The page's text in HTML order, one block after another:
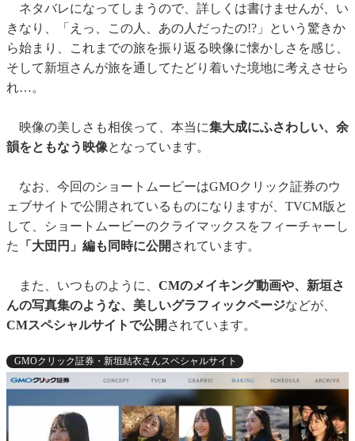
ネタバレになってしまうので、詳しくは書けませんが、い
きなり、「えっ、この人、あの人だったの!?」という驚きか
ら始まり、これまでの旅を振り返る映像に懐かしさを感じ、
そして新垣さんが旅を通してたどり着いた境地に考えさせら
れ…。
映像の美しさも相俟って、本当に集大成にふさわしい、余
韻をともなう映像となっています。
なお、今回のショートムービーはGMOクリック証券のウ
ェブサイトで公開されているものになりますが、TVCM版と
して、ショートムービーのクライマックスをフィーチャーし
た
「大団円」編も同時に公開 されています。
また、いつものように、 CMのメイキング動画や、新垣さ
んの写真集のような、美しいグラフィックページなどが、
CMスペシャルサイトで公開 されています。
GMOクリック証券・新垣結衣さんスペシャルサイト